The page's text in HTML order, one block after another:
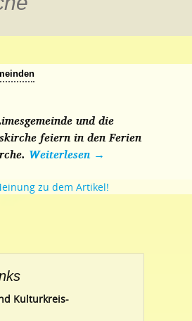
und die
feiern in den Ferien
Weiterlesen →
zu dem Artikel!
Kulturkreis-